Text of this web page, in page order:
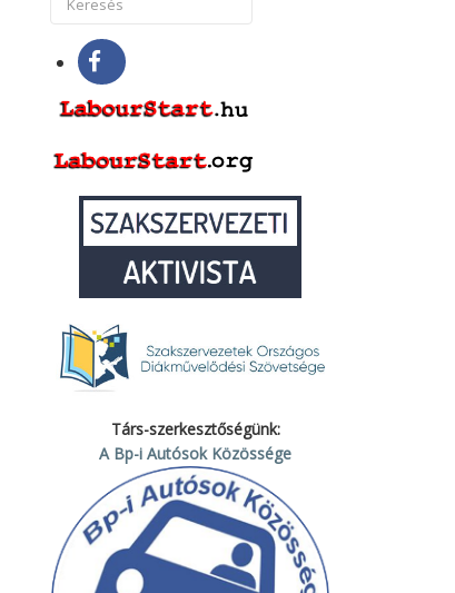
Társ-szerkesztőségünk:
A Bp-i Autósok Közössége